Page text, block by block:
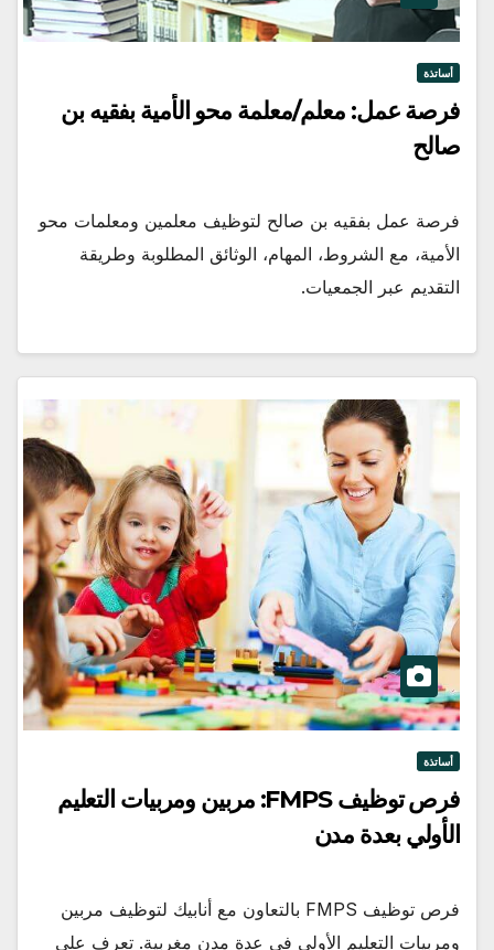
أساتذة
فرصة عمل: معلم/معلمة محو الأمية بفقيه بن
صالح
فرصة عمل بفقيه بن صالح لتوظيف معلمين ومعلمات محو
الأمية، مع الشروط، المهام، الوثائق المطلوبة وطريقة
التقديم عبر الجمعيات.
أساتذة
فرص توظيف FMPS: مربين ومربيات التعليم
الأولي بعدة مدن
فرص توظيف FMPS بالتعاون مع أنابيك لتوظيف مربين
ومربيات التعليم الأولي في عدة مدن مغربية. تعرف على